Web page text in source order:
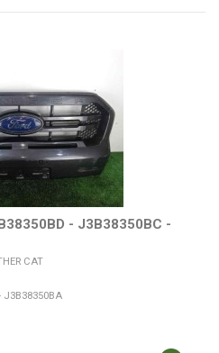
- J3B38350BC -
CAT
J3B38350BA